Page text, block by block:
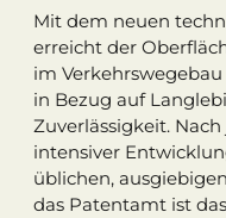
Mit dem neuen
erreicht der
im
in Bezug auf
Zuverlässigkeit.
intensiver
üblichen,
das Patentamt ist